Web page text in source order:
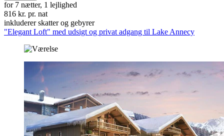
for 7 nætter, 1 lejlighed
816 kr. pr. nat
inkluderer skatter og gebyrer
"Elegant Loft" med udsigt og privat adgang til Lake Annecy